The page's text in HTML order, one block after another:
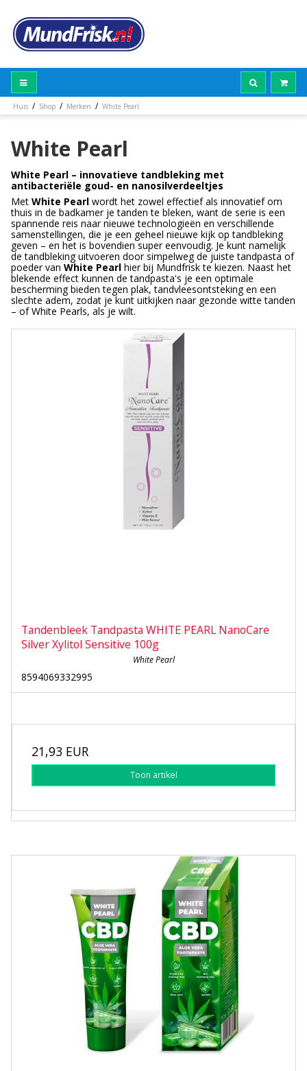
Huis / Shop / Merken / White Pearl
White Pearl
White Pearl – innovatieve tandbleking met
antibacteriële goud- en nanosilverdeeltjes
Met White Pearl wordt het zowel effectief als innovatief om
thuis in de badkamer je tanden te bleken, want de serie is een
spannende reis naar nieuwe technologieën en verschillende
samenstellingen, die je een geheel nieuwe kijk op tandbleking
geven – en het is bovendien super eenvoudig. Je kunt namelijk
de tandbleking uitvoeren door simpelweg de juiste tandpasta of
poeder van White Pearl hier bij Mundfrisk te kiezen. Naast het
blekende effect kunnen de tandpasta's je een optimale
bescherming bieden tegen plak, tandvleesontsteking en een
slechte adem, zodat je kunt uitkijken naar gezonde witte tanden
– of White Pearls, als je wilt.
Tandenbleek Tandpasta WHITE PEARL NanoCare
Silver Xylitol Sensitive 100g
White Pearl
8594069332995
21,93 EUR
Toon artikel